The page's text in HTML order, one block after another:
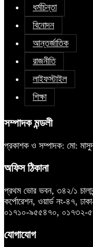
ধর্মচিন্তা
বিনোদন
আন্তর্জাতিক
রাজনীতি
লাইফস্টাইল
শিক্ষা
সম্পাদক মন্ডলী
প্রকাশক ও সম্পাদক: মো: মাসুদ
অফিস ঠিকানা
প্রথম ভোর ভবন, ৩৪২/১
কর্পোরেশন, ওয়ার্ড নং-৪৭,
০১৭১০-৯৫৫৪৭০, ০১৭৩২-
যোগাযোগ